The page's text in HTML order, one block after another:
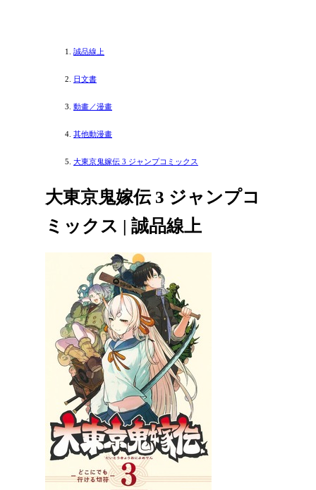
誠品線上
日文書
動畫／漫畫
其他動漫畫
大東京鬼嫁伝 3 ジャンプコミックス
大東京鬼嫁伝 3 ジャンプコ
ミックス | 誠品線上